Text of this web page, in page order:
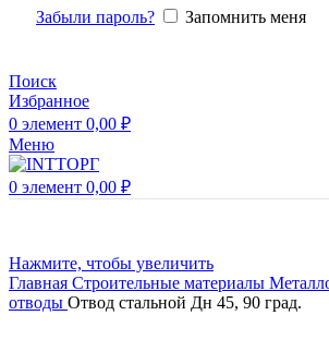
Забыли пароль? Запомнить меня
Поиск
Избранное
0 элемент 0,00 ₽
Меню
0 элемент 0,00 ₽
Нажмите, чтобы увеличить
Главная Строительные материалы
отводы Отвод стальной Дн 45, 90 град.